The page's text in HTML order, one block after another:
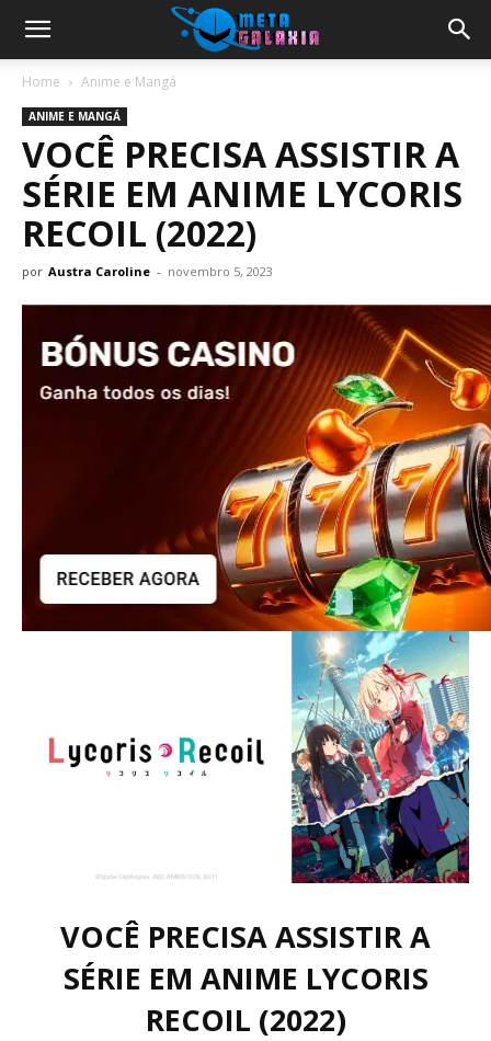
Home Anime e Mangá
ANIME E MANGÁ
VOCÊ PRECISA ASSISTIR A
SÉRIE EM ANIME LYCORIS
RECOIL (2022)
por Austra Caroline - novembro 5, 2023
VOCÊ PRECISA ASSISTIR A
SÉRIE EM ANIME LYCORIS
RECOIL (2022)